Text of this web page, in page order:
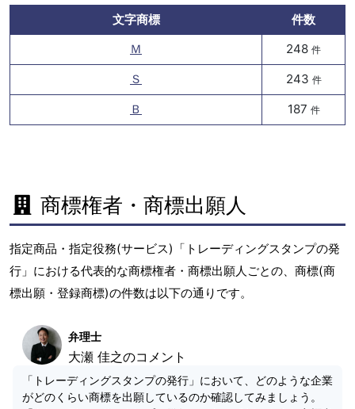
文字商標
件数
Ｍ
248 件
Ｓ 243 件
Ｂ 187 件
商標権者・商標出願人
指定商品・指定役務(サービス)「トレーディングスタンプの発
行」における代表的な商標権者・商標出願人ごとの、商標(商
標出願・登録商標)の件数は以下の通りです。
弁理士
大瀬 佳之のコメント
「トレーディングスタンプの発行」において、どのような企業
がどのくらい商標を出願しているのか確認してみましょう。